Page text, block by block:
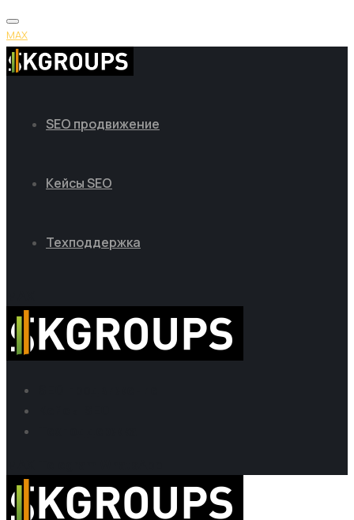
MAX
SEO продвижение
Кейсы SEO
Техподдержка